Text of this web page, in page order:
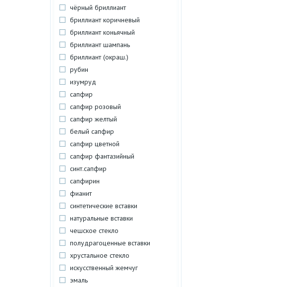
чёрный бриллиант
бриллиант коричневый
бриллиант коньячный
бриллиант шампань
бриллиант (окраш.)
рубин
изумруд
сапфир
сапфир розовый
сапфир желтый
белый сапфир
сапфир цветной
сапфир фантазийный
синт.сапфир
сапфирин
фианит
синтетические вставки
натуральные вставки
чешское стекло
полудрагоценные вставки
хрустальное стекло
искусственный жемчуг
эмаль